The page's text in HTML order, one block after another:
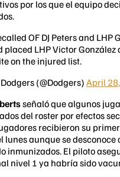
por los que el equipo
OF DJ Peters and LHP
placed LHP Victor González
on the injured list.
(@Dodgers) April
señaló que algunos
del roster por efectos
recibieron su
lunes aunque se desconoce
inmunizados. El piloto
nivel 1 ya habría sido